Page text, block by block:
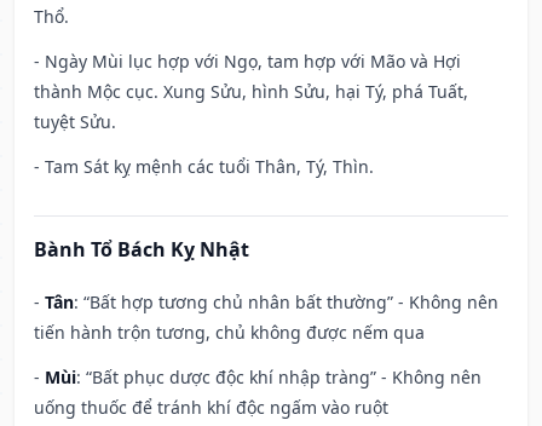
Thổ.
- Ngày Mùi lục hợp với Ngọ, tam hợp với Mão và Hợi
thành Mộc cục. Xung Sửu, hình Sửu, hại Tý, phá Tuất,
tuyệt Sửu.
- Tam Sát kỵ mệnh các tuổi Thân, Tý, Thìn.
Bành Tổ Bách Kỵ Nhật
- Tân: “Bất hợp tương chủ nhân bất thường” - Không nên
tiến hành trộn tương, chủ không được nếm qua
- Mùi: “Bất phục dược độc khí nhập tràng” - Không nên
uống thuốc để tránh khí độc ngấm vào ruột